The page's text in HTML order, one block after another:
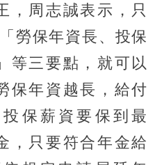
，周志誠表示，只
勞保年資長、投保
等三要點，就可以
保年資越長，給付
保薪資要保到最
，只要符合年金給